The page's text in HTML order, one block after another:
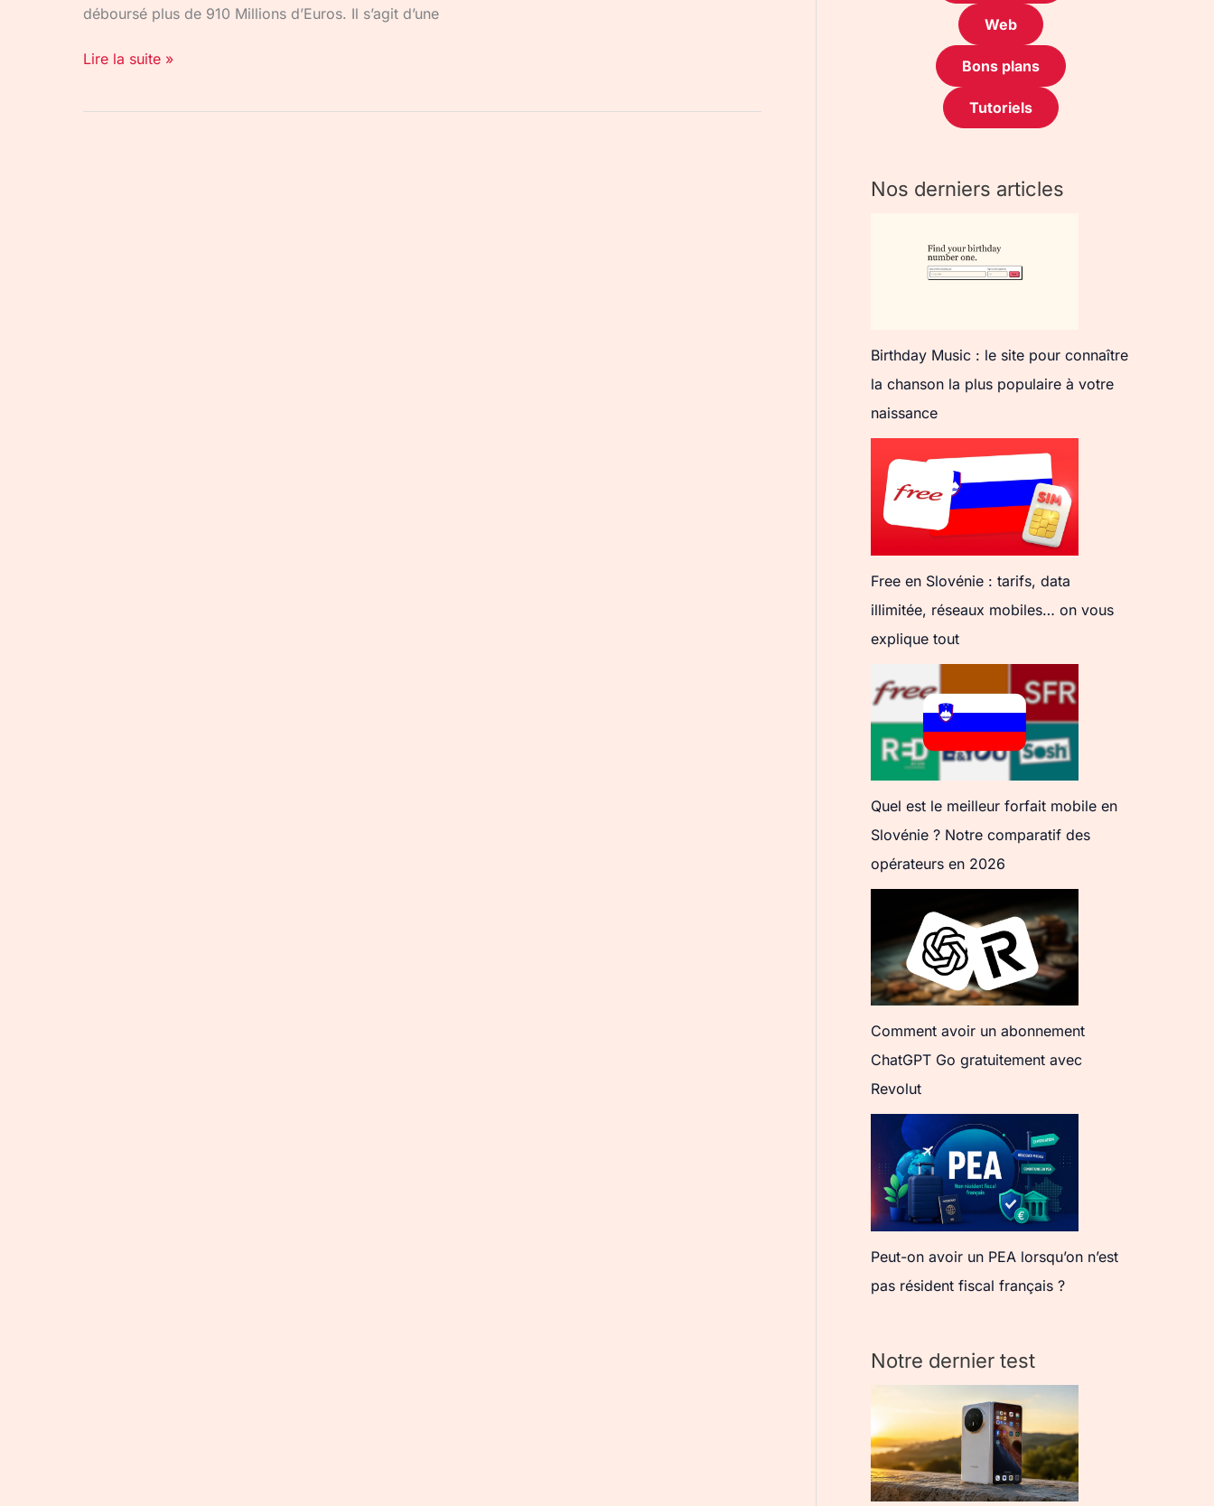
déboursé plus de 910 Millions d’Euros. Il s’agit d’une
Lire la suite »
Web
Bons plans
Tutoriels
Nos derniers articles
Birthday Music : le site pour connaître
la chanson la plus populaire à votre
naissance
Free en Slovénie : tarifs, data
illimitée, réseaux mobiles… on vous
explique tout
Quel est le meilleur forfait mobile en
Slovénie ? Notre comparatif des
opérateurs en 2026
Comment avoir un abonnement
ChatGPT Go gratuitement avec
Revolut
Peut-on avoir un PEA lorsqu’on n’est
pas résident fiscal français ?
Notre dernier test